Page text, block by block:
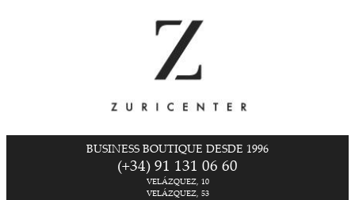
BUSINESS BOUTIQUE DESDE 1996
(+34) 91 131 06 60
VELÁZQUEZ, 10
VELÁZQUEZ, 53